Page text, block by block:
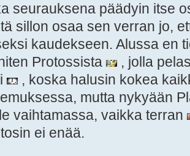
seurauksena päädyin itse
sillon osaa sen verran jo,
kaudekseen. Alussa en
Protossista
, jolla
, koska halusin kokea
mutta nykyään
vaihtamassa, vaikka terran
tosin ei enää.